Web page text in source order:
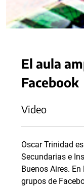
El aula
Facebook
Video
Oscar Trinidad
Secundarias e
Buenos Aires.
grupos de